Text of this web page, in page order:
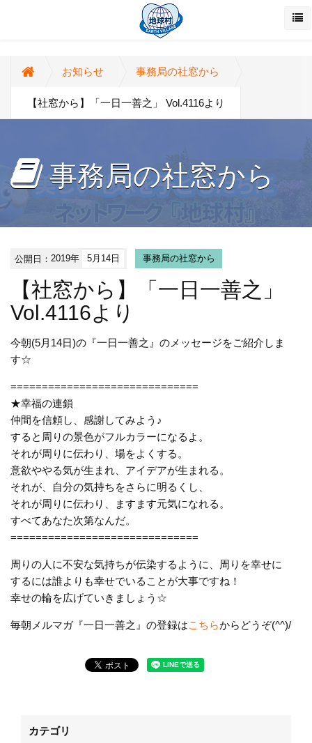
お知らせ 事務局の社窓から
【社窓から】「一日一善之」 Vol.4116より
事務局の社窓から
公開日：2019年 5月14日 事務局の社窓から
【社窓から】「一日一善之」
Vol.4116より
今朝(5月14日)の『一日一善之』のメッセージをご紹介しま
す☆
==============================
★幸福の連鎖
仲間を信頼し、感謝してみよう♪
すると周りの景色がフルカラーになるよ。
それが周りに伝わり、場をよくする。
意欲ややる気が生まれ、アイデアが生まれる。
それが、自分の気持ちをさらに明るくし、
それが周りに伝わり、ますます元気になれる。
すべてあなた次第なんだ。
==============================
周りの人に不安な気持ちが伝染するように、周りを幸せに
するには誰よりも幸せでいることが大事ですね！
幸せの輪を広げていきましょう☆
毎朝メルマガ『一日一善之』の登録はこちらからどうぞ(^^)/
カテゴリ